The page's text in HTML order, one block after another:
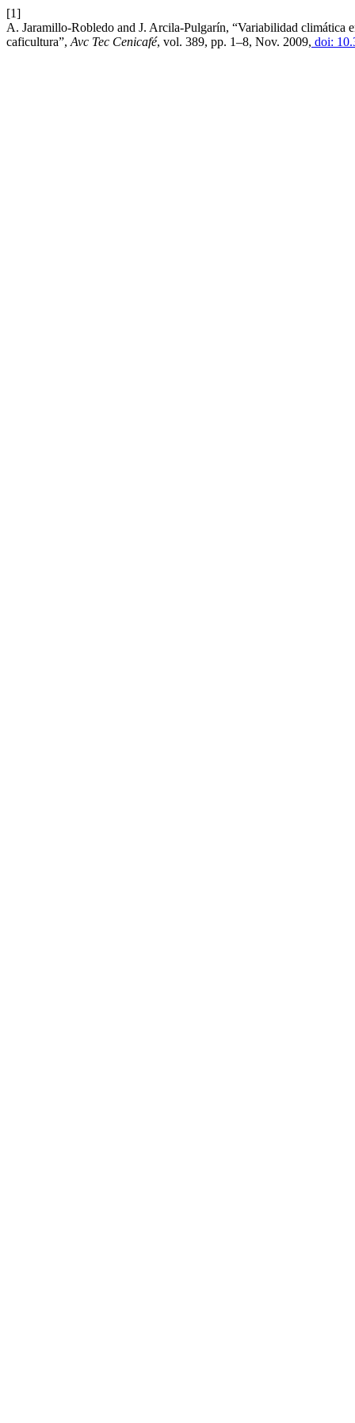
[1]
A. Jaramillo-Robledo and J. Arcila-Pulgarín, “Variabilidad climática
caficultura”, Avc Tec Cenicafé, vol. 389, pp. 1–8, Nov. 2009, doi: